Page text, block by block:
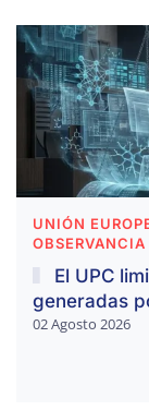
UNIÓN
El UPC
generadas
02 Agosto 2026